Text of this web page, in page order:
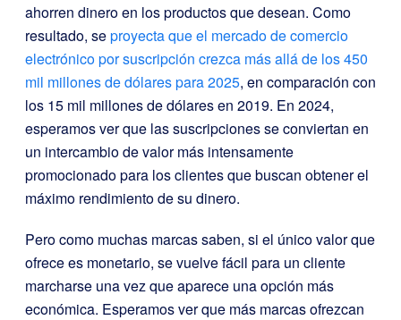
ahorren dinero en los productos que desean. Como
resultado, seproyecta que el mercado de comercio
electrónico por suscripción crezca más allá de los 450
mil millones de dólares para 2025, en comparación con
los 15 mil millones de dólares en 2019. En 2024,
esperamos ver que las suscripciones se conviertan en
un intercambio de valor más intensamente
promocionado para los clientes que buscan obtener el
máximo rendimiento de su dinero.
Pero como muchas marcas saben, si el único valor que
ofrece es monetario, se vuelve fácil para un cliente
marcharse una vez que aparece una opción más
económica. Esperamos ver que más marcas ofrezcan